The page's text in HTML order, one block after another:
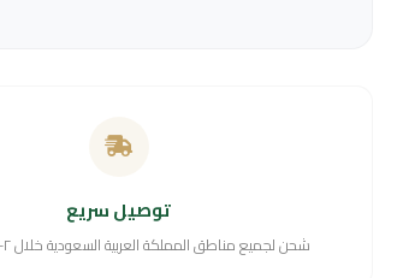
توصيل سريع
شحن لجميع مناطق المملكة العربية السعودية خلال ٢-٥ أيام عمل.